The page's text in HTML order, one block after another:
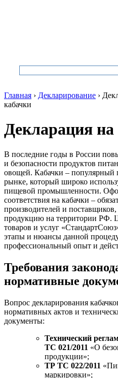
Главная › Декларирование ›
кабачки
Декларация на
В последние годы в России
и безопасности продуктов
овощей. Кабачки – популярный
рынке, который широко
пищевой промышленности.
соответствия на кабачки –
производителей и
продукцию на территории РФ.
товаров и услуг
этапы и нюансы данной
профессиональный опыт и
Требования
нормативные
Вопрос декларирования
нормативных актов и
документы:
Технический
ТС 021/2011 «О
продукции»;
ТР ТС 022/2011
маркировки»;